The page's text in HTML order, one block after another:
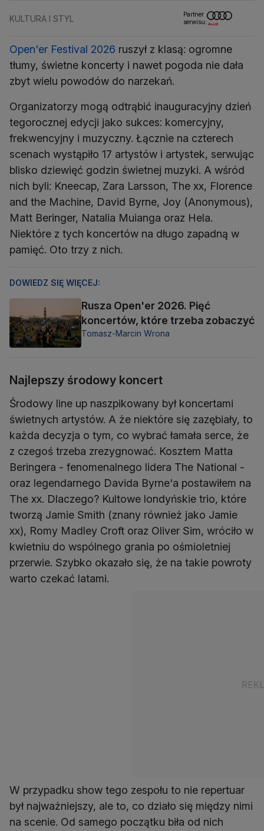
KULTURA I STYL
Partner
serwisu:
Open'er Festival 2026 ruszył z klasą: ogromne
tłumy, świetne koncerty i nawet pogoda nie dała
zbyt wielu powodów do narzekań.
Organizatorzy mogą odtrąbić inauguracyjny dzień
tegorocznej edycji jako sukces: komercyjny,
frekwencyjny i muzyczny. Łącznie na czterech
scenach wystąpiło 17 artystów i artystek, serwując
blisko dziewięć godzin świetnej muzyki. A wśród
nich byli: Kneecap, Zara Larsson, The xx, Florence
and the Machine, David Byrne, Joy (Anonymous),
Matt Beringer, Natalia Muianga oraz Hela.
Niektóre z tych koncertów na długo zapadną w
pamięć. Oto trzy z nich.
DOWIEDZ SIĘ WIĘCEJ:
Rusza Open'er 2026. Pięć
koncertów, które trzeba zobaczyć
Tomasz-Marcin Wrona
Najlepszy środowy koncert
Środowy line up naszpikowany był koncertami
świetnych artystów. A że niektóre się zazębiały, to
każda decyzja o tym, co wybrać łamała serce, że
z czegoś trzeba zrezygnować. Kosztem Matta
Beringera - fenomenalnego lidera The National -
oraz legendarnego Davida Byrne'a postawiłem na
The xx. Dlaczego? Kultowe londyńskie trio, które
tworzą Jamie Smith (znany również jako Jamie
xx), Romy Madley Croft oraz Oliver Sim, wróciło w
kwietniu do wspólnego grania po ośmioletniej
przerwie. Szybko okazało się, że na takie powroty
warto czekać latami.
W przypadku show tego zespołu to nie repertuar
był najważniejszy, ale to, co działo się między nimi
na scenie. Od samego początku biła od nich